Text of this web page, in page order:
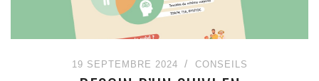
19 SEPTEMBRE 2024 CONSEILS